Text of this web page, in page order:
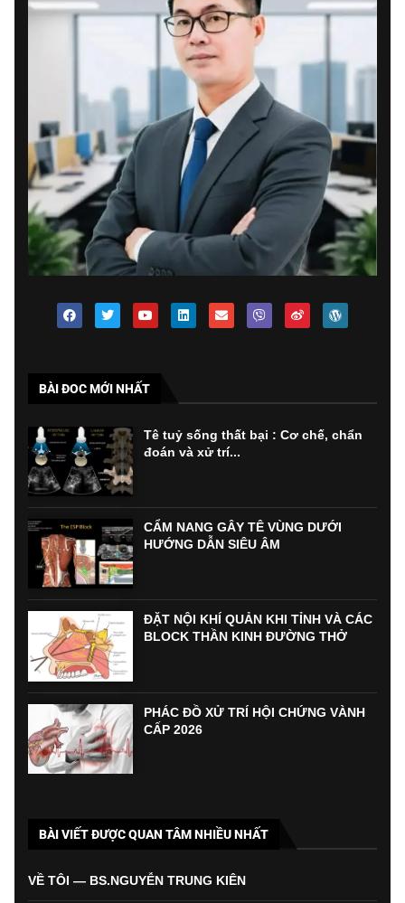
BÀI ĐOC MỚI NHẤT
Tê tuỷ sống thất bại : Cơ chế, chẩn
đoán và xử trí...
CẨM NANG GÂY TÊ VÙNG DƯỚI
HƯỚNG DẪN SIÊU ÂM
ĐẶT NỘI KHÍ QUẢN KHI TỈNH VÀ CÁC
BLOCK THẦN KINH ĐƯỜNG THỞ
PHÁC ĐỒ XỬ TRÍ HỘI CHỨNG VÀNH
CẤP 2026
BÀI VIẾT ĐƯỢC QUAN TÂM NHIỀU NHẤT
VỀ TÔI — BS.NGUYỄN TRUNG KIÊN